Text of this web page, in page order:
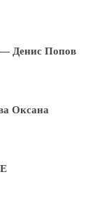
Попов
Оксана